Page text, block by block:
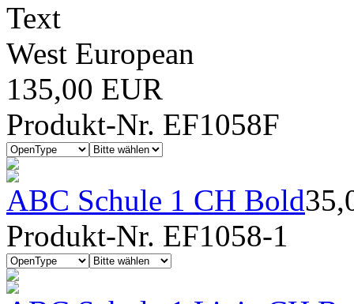
Text
West European
135,00 EUR
Produkt-Nr. EF1058F
ABC Schule 1 CH Bold
Produkt-Nr. EF1058-1